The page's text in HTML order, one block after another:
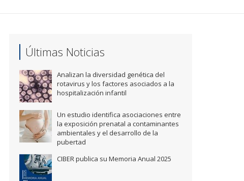
Últimas Noticias
Analizan la diversidad genética del
rotavirus y los factores asociados a la
hospitalización infantil
Un estudio identifica asociaciones entre
la exposición prenatal a contaminantes
ambientales y el desarrollo de la
pubertad
CIBER publica su Memoria Anual 2025